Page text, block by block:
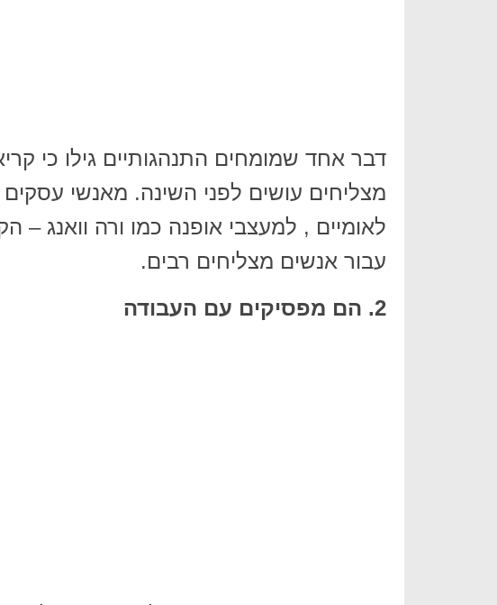
דבר אחד שמומחים התנהגותיים גילו כי
מצליחים עושים לפני השינה. מאנשי עסקים
לאומיים , למעצבי אופנה כמו ורה וואנג
עבור אנשים מצליחים רבים.
2. הם מפסיקים עם העבודה